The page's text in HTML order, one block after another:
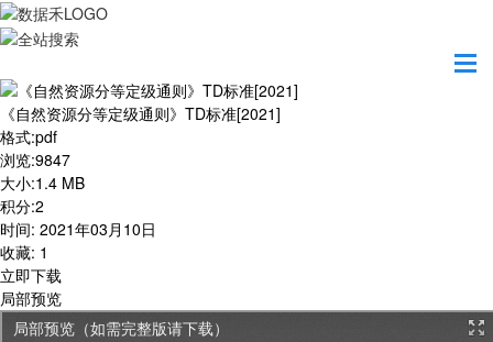
《自然资源分等定级通则》TD标准[2021]
格式:pdf
浏览:9847
大小:1.4 MB
积分:2
时间: 2021年03月10日
收藏: 1
立即下载
局部预览